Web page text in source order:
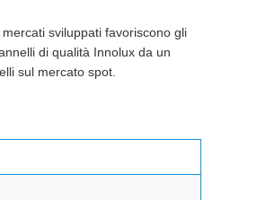
sviluppati favoriscono gli
di qualità Innolux da un
sul mercato spot.